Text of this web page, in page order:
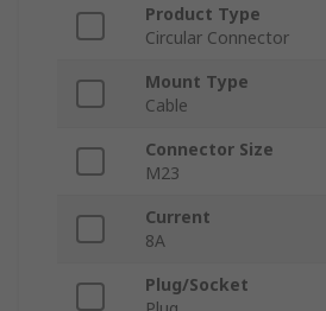
Product Type
Circular Connector
Mount Type
Cable
Connector Size
M23
Current
8A
Plug/Socket